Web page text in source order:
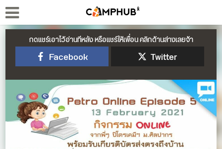
กดแชร์เอาไว้อ่านทีหลัง หรือแชร์ให้เพื่อน คลิกด้านล่างเลยจ้า
Facebook Twitter